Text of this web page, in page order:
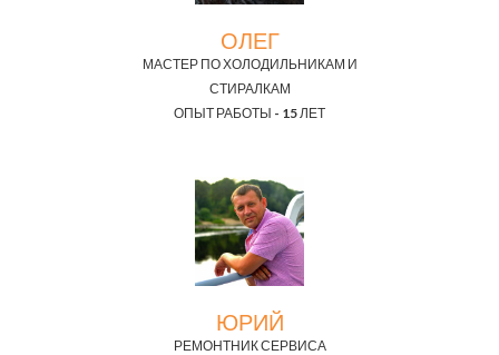
ОЛЕГ
МАСТЕР ПО ХОЛОДИЛЬНИКАМ И
СТИРАЛКАМ
ОПЫТ РАБОТЫ - 15 ЛЕТ
ЮРИЙ
РЕМОНТНИК СЕРВИСА